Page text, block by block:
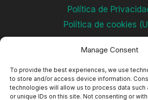
Manage Consent
To provide the best experiences, we use
to store and/or access device information.
technologies will allow us to process data such
or unique IDs on this site. Not consenting or
Política de
Política de cookies
Subscríbete